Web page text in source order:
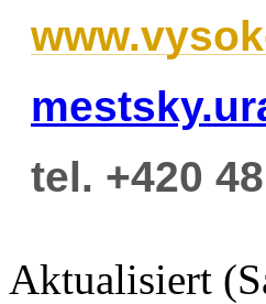
tel. +420
Aktualisiert